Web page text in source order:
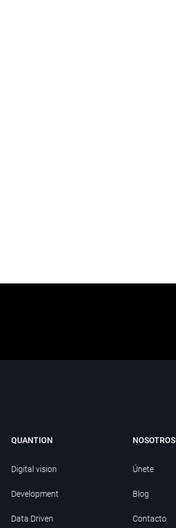
QUANTION
Digital vision
Development
Data Driven
NOSOTROS
Únete
Blog
Contacto